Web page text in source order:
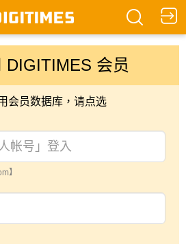
DIGITIMES 会员
会员数据库，请点选
】